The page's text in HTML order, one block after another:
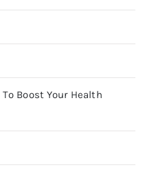
Boost Your Health